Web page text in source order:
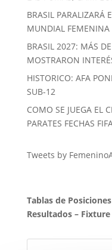
BRASIL PARALIZARÁ
MUNDIAL FEMENINA
BRASIL 2027: MÁS
MOSTRARON
HISTORICO: AFA
SUB-12
COMO SE JUEGA EL
PARATES FECHAS
Tweets by
Tablas de Posiciones
Resultados– Fixture